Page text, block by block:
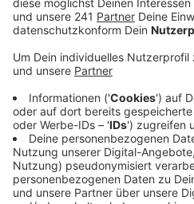
vornehmen. Auch mehrere
Beispiel der
Sieg/Euskirchen und Haus
Sieg fordern eine Öffnung
Maximilianstraße. Die
Änderungen allerdings ab.
Veröffentlicht:Donnerstag,